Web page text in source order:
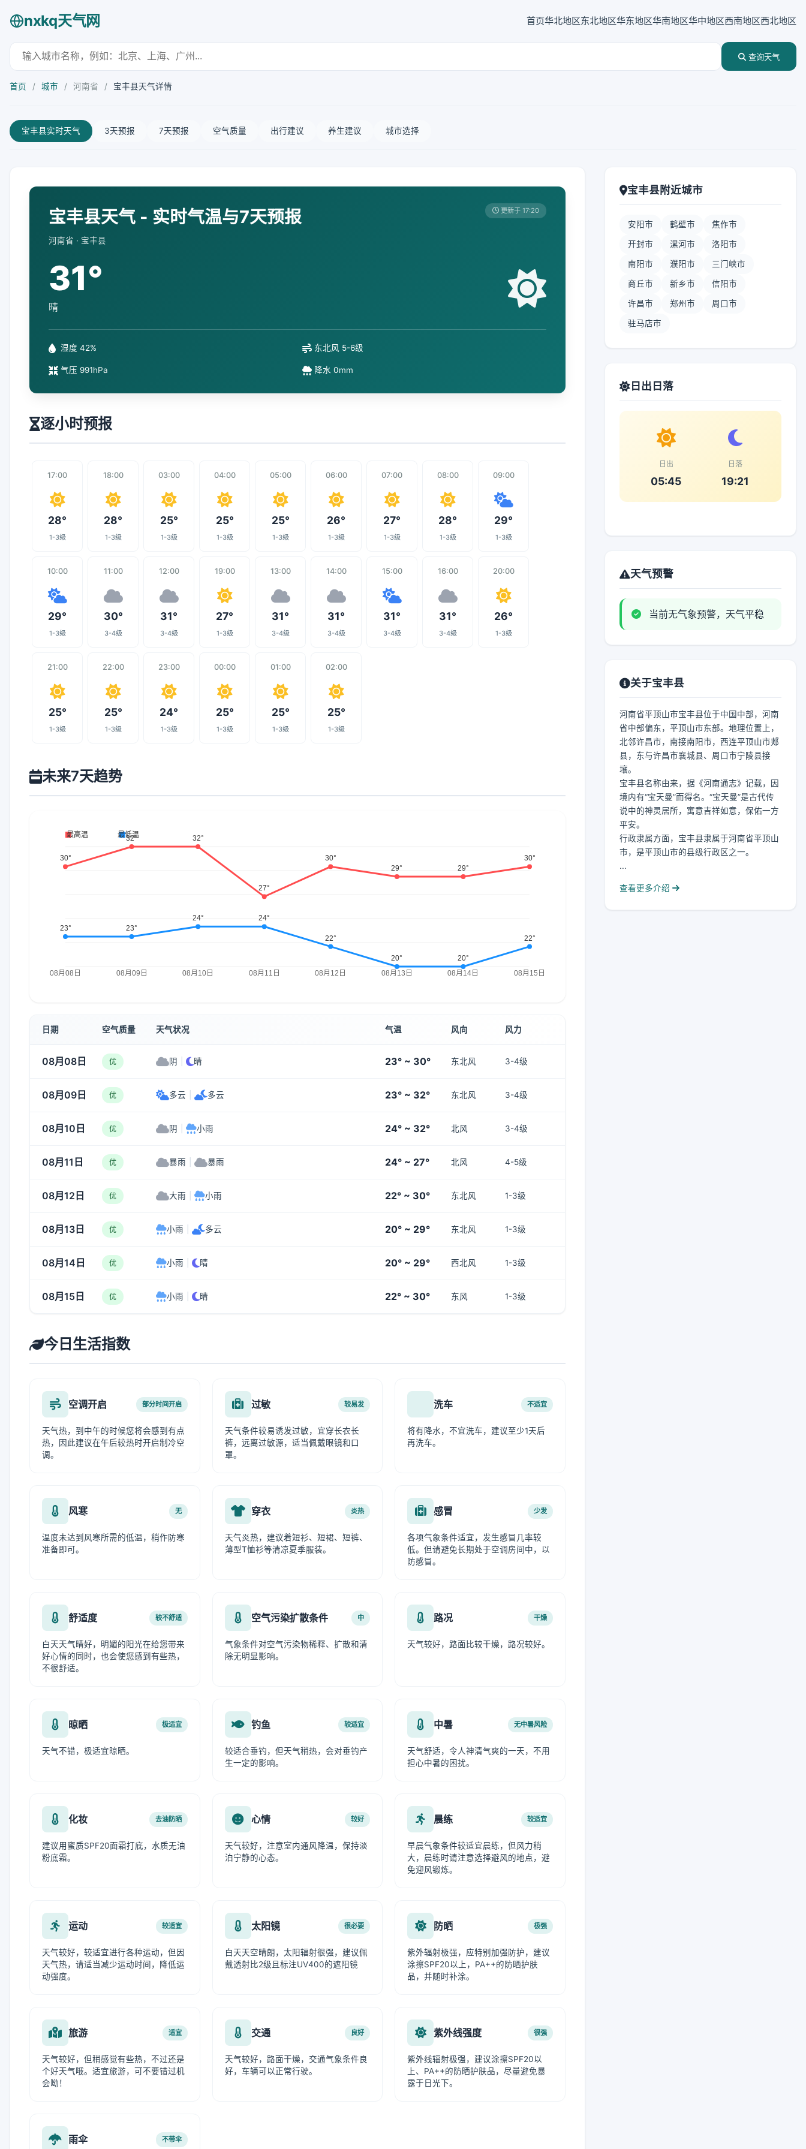
nxkq天气网 首页华北地区东北地区华东地区华南地区华中地区西南地区西北地区
查询天气
首页 / 城市 / 河南省 / 宝丰县天气详情
宝丰县实时天气 3天预报 7天预报 空气质量 出行建议 养生建议 城市选择
宝丰县天气 - 实时气温与7天预报
河南省 · 宝丰县
更新于 17:20
31°
晴
湿度 42% 东北风 5-6级
气压 991hPa 降水 0mm
逐小时预报
17:00
28°
1-3级
18:00
28°
1-3级
03:00
25°
1-3级
04:00
25°
1-3级
05:00
25°
1-3级
06:00
26°
1-3级
07:00
27°
1-3级
08:00
28°
1-3级
09:00
29°
1-3级
10:00
29°
1-3级
11:00
30°
3-4级
12:00
31°
3-4级
19:00
27°
1-3级
13:00
31°
3-4级
14:00
31°
3-4级
15:00
31°
3-4级
16:00
31°
3-4级
20:00
26°
1-3级
21:00
25°
1-3级
22:00
25°
1-3级
23:00
24°
1-3级
00:00
25°
1-3级
01:00
25°
1-3级
02:00
25°
1-3级
未来7天趋势
日期 空气质量 天气状况 气温 风向 风力
08月08日 优 阴 晴 23° ~ 30° 东北风 3-4级
08月09日 优 多云 多云 23° ~ 32° 东北风 3-4级
08月10日 优 阴 小雨 24° ~ 32° 北风 3-4级
08月11日 优 暴雨 暴雨 24° ~ 27° 北风 4-5级
08月12日 优 大雨 小雨 22° ~ 30° 东北风 1-3级
08月13日 优 小雨 多云 20° ~ 29° 东北风 1-3级
08月14日 优 小雨 晴 20° ~ 29° 西北风 1-3级
08月15日 优 小雨 晴 22° ~ 30° 东风 1-3级
今日生活指数
空调开启 部分时间开启
天气热，到中午的时候您将会感到有点
热，因此建议在午后较热时开启制冷空
调。
过敏 较易发
天气条件较易诱发过敏，宜穿长衣长
裤，远离过敏源，适当佩戴眼镜和口
罩。
洗车 不适宜
将有降水，不宜洗车，建议至少1天后
再洗车。
风寒 无
温度未达到风寒所需的低温，稍作防寒
准备即可。
穿衣 炎热
天气炎热，建议着短衫、短裙、短裤、
薄型T恤衫等清凉夏季服装。
感冒 少发
各项气象条件适宜，发生感冒几率较
低。但请避免长期处于空调房间中，以
防感冒。
舒适度 较不舒适
白天天气晴好，明媚的阳光在给您带来
好心情的同时，也会使您感到有些热，
不很舒适。
空气污染扩散条件 中
气象条件对空气污染物稀释、扩散和清
除无明显影响。
路况 干燥
天气较好，路面比较干燥，路况较好。
晾晒 极适宜
天气不错，极适宜晾晒。
钓鱼 较适宜
较适合垂钓，但天气稍热，会对垂钓产
生一定的影响。
中暑 无中暑风险
天气舒适，令人神清气爽的一天，不用
担心中暑的困扰。
化妆 去油防晒
建议用蜜质SPF20面霜打底，水质无油
粉底霜。
心情 较好
天气较好，注意室内通风降温，保持淡
泊宁静的心态。
晨练 较适宜
早晨气象条件较适宜晨练，但风力稍
大，晨练时请注意选择避风的地点，避
免迎风锻炼。
运动 较适宜
天气较好，较适宜进行各种运动，但因
天气热，请适当减少运动时间，降低运
动强度。
太阳镜 很必要
白天天空晴朗，太阳辐射很强，建议佩
戴透射比2级且标注UV400的遮阳镜
防晒 极强
紫外辐射极强，应特别加强防护，建议
涂擦SPF20以上，PA++的防晒护肤
品，并随时补涂。
旅游 适宜
天气较好，但稍感觉有些热，不过还是
个好天气哦。适宜旅游，可不要错过机
会呦！
交通 良好
天气较好，路面干燥，交通气象条件良
好，车辆可以正常行驶。
紫外线强度 很强
紫外线辐射极强，建议涂擦SPF20以
上、PA++的防晒护肤品，尽量避免暴
露于日光下。
雨伞 不带伞
宝丰县附近城市
安阳市 鹤壁市 焦作市
开封市 漯河市 洛阳市
南阳市 濮阳市 三门峡市
商丘市 新乡市 信阳市
许昌市 郑州市 周口市
驻马店市
日出日落
日出
05:45
日落
19:21
天气预警
当前无气象预警，天气平稳
关于宝丰县
河南省平顶山市宝丰县位于中国中部，河南
省中部偏东，平顶山市东部。地理位置上，
北邻许昌市，南接南阳市，西连平顶山市郏
县，东与许昌市襄城县、周口市宁陵县接
壤。
宝丰县名称由来，据《河南通志》记载，因
境内有“宝天曼”而得名。“宝天曼”是古代传
说中的神灵居所，寓意吉祥如意，保佑一方
平安。
行政隶属方面，宝丰县隶属于河南省平顶山
市，是平顶山市的县级行政区之一。
...
查看更多介绍